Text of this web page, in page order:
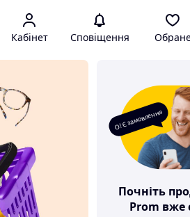
Кабінет Сповіщення
О! Є замовлення
Почніть
Prom вже